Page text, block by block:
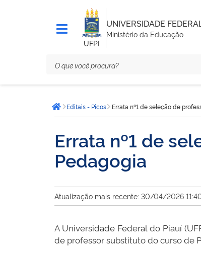
UFPI
UNIVERSIDADE
Ministério da Educação
está
aqui:Página inicial
Editais - Picos Errata nº1 de seleção de
Errata nº1 de
Pedagogia
Atualização mais recente: 30/04/2026
A Universidade Federal do Piauí
de professor substituto do curso de